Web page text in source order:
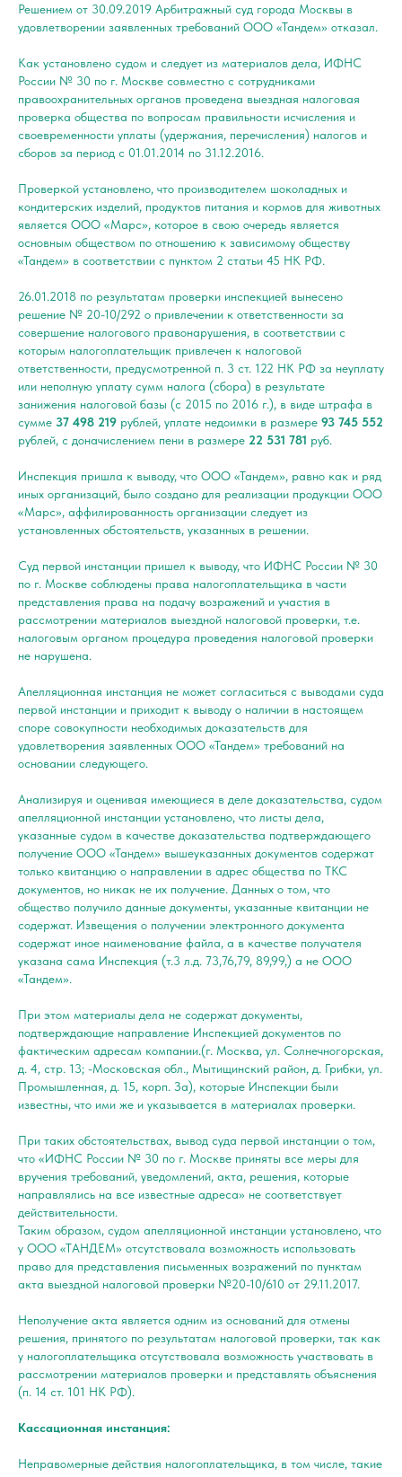
Решением от 30.09.2019 Арбитражный суд города Москвы в
удовлетворении заявленных требований ООО «Тандем» отказал.
Как установлено судом и следует из материалов дела, ИФНС
России № 30 по г. Москве совместно с сотрудниками
правоохранительных органов проведена выездная налоговая
проверка общества по вопросам правильности исчисления и
своевременности уплаты (удержания, перечисления) налогов и
сборов за период с 01.01.2014 по 31.12.2016.
Проверкой установлено, что производителем шоколадных и
кондитерских изделий, продуктов питания и кормов для животных
является ООО «Марс», которое в свою очередь является
основным обществом по отношению к зависимому обществу
«Тандем» в соответствии с пунктом 2 статьи 45 НК РФ.
26.01.2018 по результатам проверки инспекцией вынесено
решение № 20-10/292 о привлечении к ответственности за
совершение налогового правонарушения, в соответствии с
которым налогоплательщик привлечен к налоговой
ответственности, предусмотренной п. 3 ст. 122 НК РФ за неуплату
или неполную уплату сумм налога (сбора) в результате
занижения налоговой базы (с 2015 по 2016 г.), в виде штрафа в
сумме 37 498 219 рублей, уплате недоимки в размере 93 745 552
рублей, с доначислением пени в размере 22 531 781 руб.
Инспекция пришла к выводу, что ООО «Тандем», равно как и ряд
иных организаций, было создано для реализации продукции ООО
«Марс», аффилированность организации следует из
установленных обстоятельств, указанных в решении.
Суд первой инстанции пришел к выводу, что ИФНС России № 30
по г. Москве соблюдены права налогоплательщика в части
представления права на подачу возражений и участия в
рассмотрении материалов выездной налоговой проверки, т.е.
налоговым органом процедура проведения налоговой проверки
не нарушена.
Апелляционная инстанция не может согласиться с выводами суда
первой инстанции и приходит к выводу о наличии в настоящем
споре совокупности необходимых доказательств для
удовлетворения заявленных ООО «Тандем» требований на
основании следующего.
Анализируя и оценивая имеющиеся в деле доказательства, судом
апелляционной инстанции установлено, что листы дела,
указанные судом в качестве доказательства подтверждающего
получение ООО «Тандем» вышеуказанных документов содержат
только квитанцию о направлении в адрес общества по ТКС
документов, но никак не их получение. Данных о том, что
общество получило данные документы, указанные квитанции не
содержат. Извещения о получении электронного документа
содержат иное наименование файла, а в качестве получателя
указана сама Инспекция (т.3 л.д. 73,76,79, 89,99,) а не ООО
«Тандем».
При этом материалы дела не содержат документы,
подтверждающие направление Инспекцией документов по
фактическим адресам компании.(г. Москва, ул. Солнечногорская,
д. 4, стр. 13; -Московская обл., Мытищинский район, д. Грибки, ул.
Промышленная, д. 15, корп. За), которые Инспекции были
известны, что ими же и указывается в материалах проверки.
При таких обстоятельствах, вывод суда первой инстанции о том,
что «ИФНС России № 30 по г. Москве приняты все меры для
вручения требований, уведомлений, акта, решения, которые
направлялись на все известные адреса» не соответствует
действительности.
Таким образом, судом апелляционной инстанции установлено, что
у ООО «ТАНДЕМ» отсутствовала возможность использовать
право для представления письменных возражений по пунктам
акта выездной налоговой проверки №20-10/610 от 29.11.2017.
Неполучение акта является одним из оснований для отмены
решения, принятого по результатам налоговой проверки, так как
у налогоплательщика отсутствовала возможность участвовать в
рассмотрении материалов проверки и представлять объяснения
(п. 14 ст. 101 НК РФ).
Кассационная инстанция:
Неправомерные действия налогоплательщика, в том числе, такие